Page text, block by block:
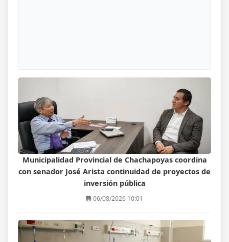
Municipalidad Provincial de Chachapoyas coordina
con senador José Arista continuidad de proyectos de
inversión pública
06/08/2026 10:01